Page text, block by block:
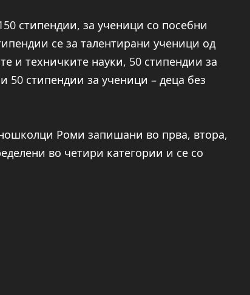
стипендии, за ученици со посебни
се за талентирани ученици од
и техничките науки, 50 стипендии за
50 стипендии за ученици – деца без
Роми запишани во прва, втора,
во четири категории и се со